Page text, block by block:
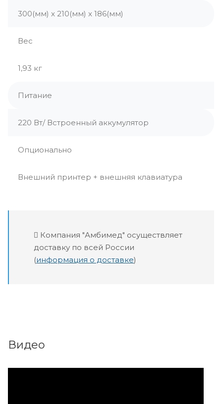
300(мм) x 210(мм) x 186(мм)
Вес
1,93 кг
Питание
220 Вт/ Встроенный аккумулятор
Опционально
Внешний принтер + внешняя клавиатура
Компания "Амбимед" осуществляет
доставку по всей России
(информация о доставке)
Видео